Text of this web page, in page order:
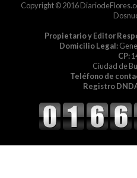
Copyright © 2016
Propietario y Editor
Domicilio Legal:
CP:
Ciudad de
Teléfono de
Registro